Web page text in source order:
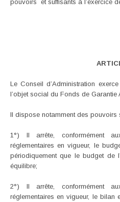
pouvoirs et suffisants à l’exercice
Le Conseil d’Administration
l’objet social du Fonds de Garantie
Il dispose notamment des pouvoirs
1°) Il arrête, conformément
réglementaires en vigueur, le
périodiquement que le budget de
équilibre;
2°) Il arrête, conformément
réglementaires en vigueur, le